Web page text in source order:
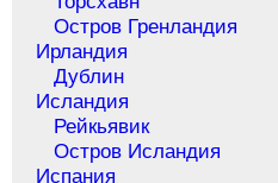
Остров Гренландия
Ирландия
Дублин
Исландия
Рейкьявик
Остров Исландия
Испания